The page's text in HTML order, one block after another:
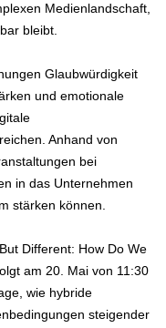
Medienlandschaft,
bleibt.
Glaubwürdigkeit
und emotionale
Anhand von
bei
in das Unternehmen
stärken können.
Different: How Do We
am 20. Mai von 11:30
wie hybride
steigender